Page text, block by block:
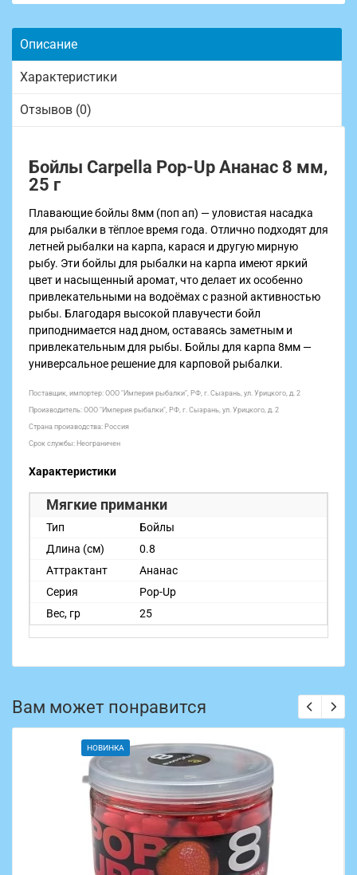
Описание
Характеристики
Отзывов (0)
Бойлы Carpella Pop-Up Ананас 8 мм,
25 г
Плавающие бойлы 8мм (поп ап) — уловистая насадка
для рыбалки в тёплое время года. Отлично подходят для
летней рыбалки на карпа, карася и другую мирную
рыбу. Эти бойлы для рыбалки на карпа имеют яркий
цвет и насыщенный аромат, что делает их особенно
привлекательными на водоёмах с разной активностью
рыбы. Благодаря высокой плавучести бойл
приподнимается над дном, оставаясь заметным и
привлекательным для рыбы. Бойлы для карпа 8мм —
универсальное решение для карповой рыбалки.
Поставщик, импортер: ООО "Империя рыбалки", РФ, г. Сызрань, ул. Урицкого, д. 2
Производитель: ООО "Империя рыбалки", РФ, г. Сызрань, ул. Урицкого, д. 2
Страна производства: Россия
Срок службы: Неограничен
Характеристики
Мягкие приманки
Тип
Бойлы
Длина (см)
0.8
Аттрактант
Ананас
Серия
Pop-Up
Вес, гр
25
Вам может понравится
НОВИНКА